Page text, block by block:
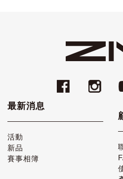
最新消息
活動
新品
賽事相簿